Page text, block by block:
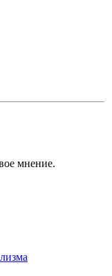
мнение.